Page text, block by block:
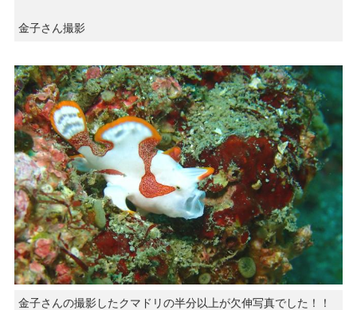
金子さん撮影
金子さんの撮影したクマドリの半分以上が欠伸写真でした！！